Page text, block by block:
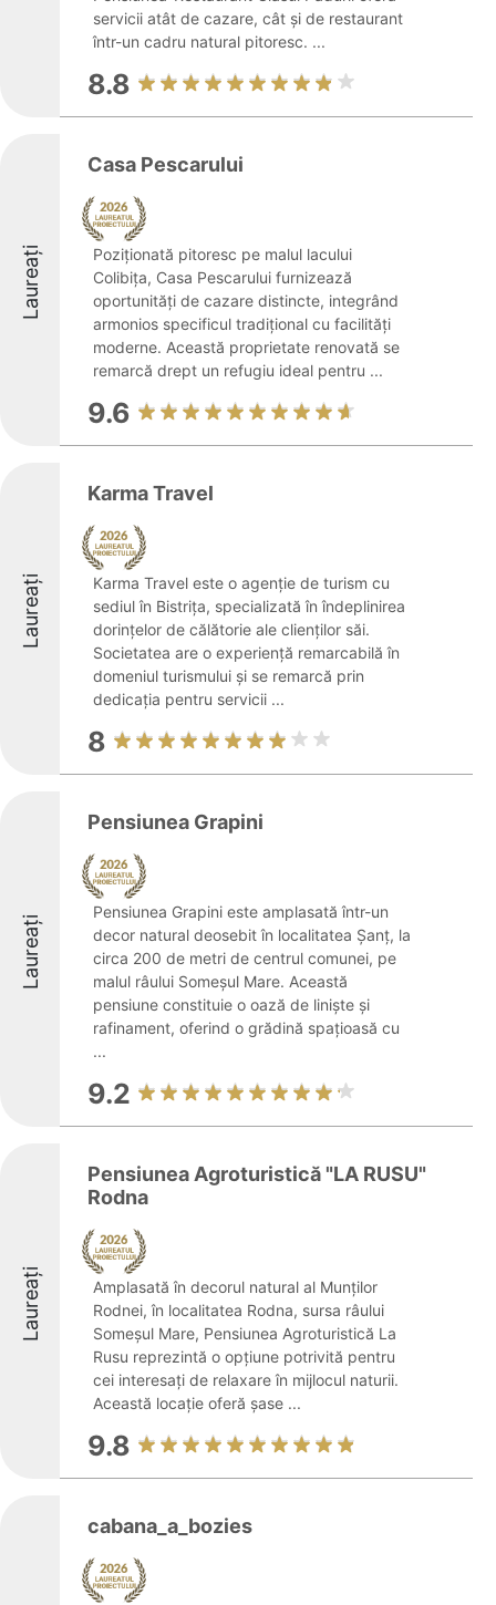
servicii atât de cazare, cât și de restaurant
într-un cadru natural pitoresc. ...
8.8
Laureați
Casa Pescarului
Poziționată pitoresc pe malul lacului
Colibița, Casa Pescarului furnizează
oportunități de cazare distincte, integrând
armonios specificul tradițional cu facilități
moderne. Această proprietate renovată se
remarcă drept un refugiu ideal pentru ...
9.6
Laureați
Karma Travel
Karma Travel este o agenție de turism cu
sediul în Bistrița, specializată în îndeplinirea
dorințelor de călătorie ale clienților săi.
Societatea are o experiență remarcabilă în
domeniul turismului și se remarcă prin
dedicația pentru servicii ...
8
Laureați
Pensiunea Grapini
Pensiunea Grapini este amplasată într-un
decor natural deosebit în localitatea Şanţ, la
circa 200 de metri de centrul comunei, pe
malul râului Someșul Mare. Această
pensiune constituie o oază de liniște și
rafinament, oferind o grădină spațioasă cu
...
9.2
Laureați
Pensiunea Agroturistică "LA RUSU"
Rodna
Amplasată în decorul natural al Munților
Rodnei, în localitatea Rodna, sursa râului
Someșul Mare, Pensiunea Agroturistică La
Rusu reprezintă o opțiune potrivită pentru
cei interesați de relaxare în mijlocul naturii.
Această locație oferă șase ...
9.8
cabana_a_bozies